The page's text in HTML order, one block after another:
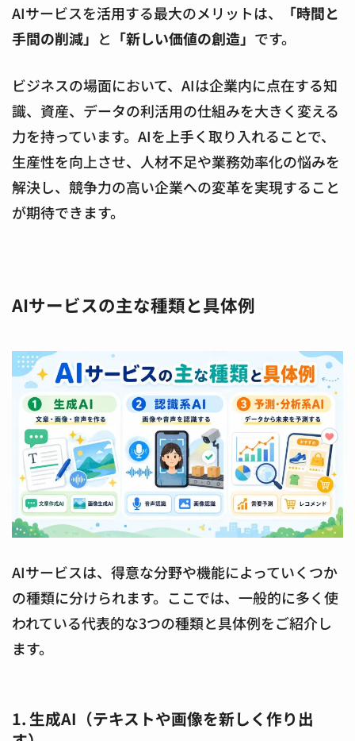
AIサービスを活用する最大のメリットは、
「時間と
手間の削減」 と 「新しい価値の創造」 です。
ビジネスの場面において、AIは企業内に点在する知
識、資産、データの利活用の仕組みを大きく変える
力を持っています。AIを上手く取り入れることで、
生産性を向上させ、人材不足や業務効率化の悩みを
解決し、競争力の高い企業への変革を実現すること
が期待できます。
AIサービスの主な種類と具体例
AIサービスは、得意な分野や機能によっていくつか
の種類に分けられます。ここでは、一般的に多く使
われている代表的な3つの種類と具体例をご紹介し
ます。
1. 生成AI（テキストや画像を新しく作り出